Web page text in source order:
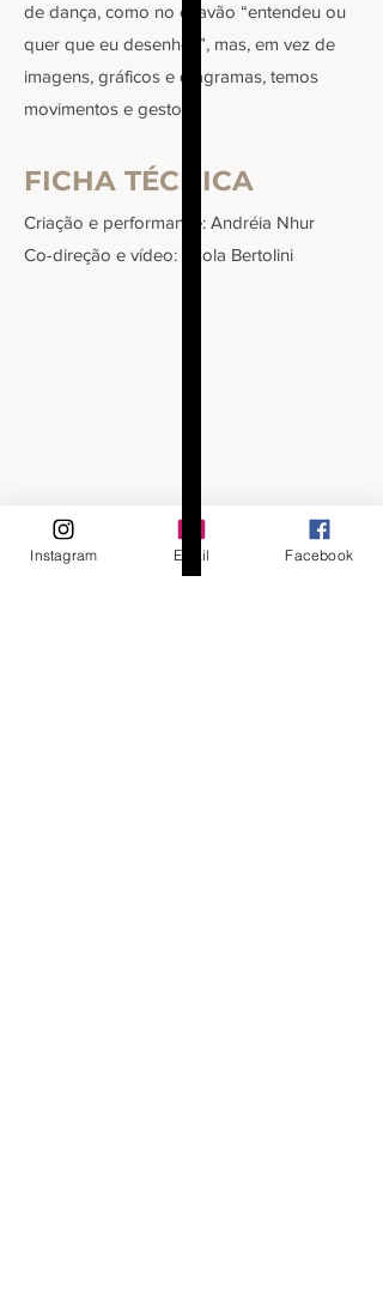
de dança, como no chavão “entendeu ou
quer que eu desenhe?”, mas, em vez de
imagens, gráficos e diagramas, temos
movimentos e gestos.
FICHA TÉCNICA
Criação e performance: Andréia Nhur
Co-direção e vídeo: Paola Bertolini
COREOGRAFIA
Instagram Email Facebook